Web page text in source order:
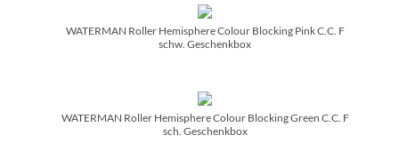
WATERMAN Roller Hemisphere Colour Blocking Pink C.C. F
schw. Geschenkbox
WATERMAN Roller Hemisphere Colour Blocking Green C.C. F
sch. Geschenkbox